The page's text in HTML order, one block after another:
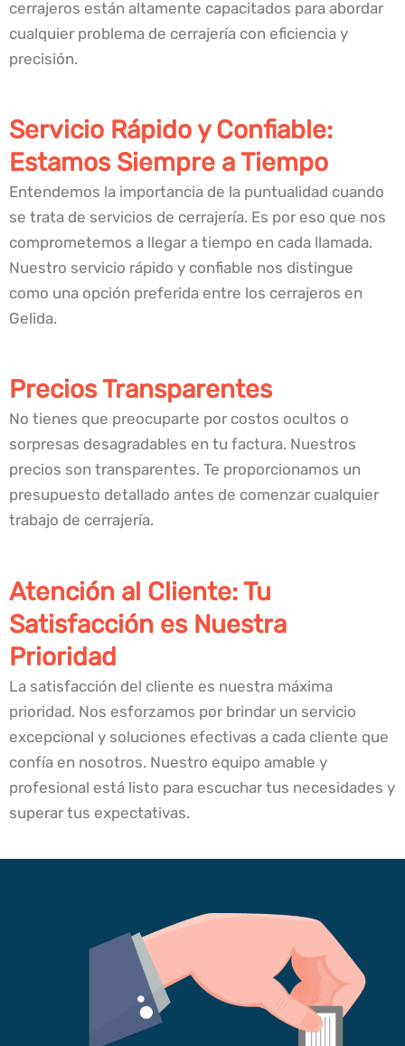
cerrajeros están altamente capacitados para abordar
cualquier problema de cerrajería con eficiencia y
precisión.
Servicio Rápido y Confiable:
Estamos Siempre a Tiempo
Entendemos la importancia de la puntualidad cuando
se trata de servicios de cerrajería. Es por eso que nos
comprometemos a llegar a tiempo en cada llamada.
Nuestro servicio rápido y confiable nos distingue
como una opción preferida entre los cerrajeros en
Gelida.
Precios Transparentes
No tienes que preocuparte por costos ocultos o
sorpresas desagradables en tu factura. Nuestros
precios son transparentes. Te proporcionamos un
presupuesto detallado antes de comenzar cualquier
trabajo de cerrajería.
Atención al Cliente: Tu
Satisfacción es Nuestra
Prioridad
La satisfacción del cliente es nuestra máxima
prioridad. Nos esforzamos por brindar un servicio
excepcional y soluciones efectivas a cada cliente que
confía en nosotros. Nuestro equipo amable y
profesional está listo para escuchar tus necesidades y
superar tus expectativas.